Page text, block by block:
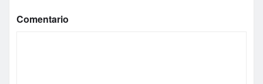
Comentario